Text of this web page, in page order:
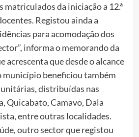
matriculados da iniciação a 12.ª
Registou ainda a
para acomodação dos
informa o memorando da
acrescenta que desde o alcance
município beneficiou também
distribuídas nas
Quicabato, Camavo, Dala
entre outras localidades.
outro sector que registou